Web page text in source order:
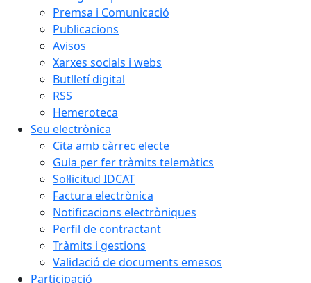
Premsa i Comunicació
Publicacions
Avisos
Xarxes socials i webs
Butlletí digital
RSS
Hemeroteca
Seu electrònica
Cita amb càrrec electe
Guia per fer tràmits telemàtics
Sol·licitud IDCAT
Factura electrònica
Notificacions electròniques
Perfil de contractant
Tràmits i gestions
Validació de documents emesos
Participació